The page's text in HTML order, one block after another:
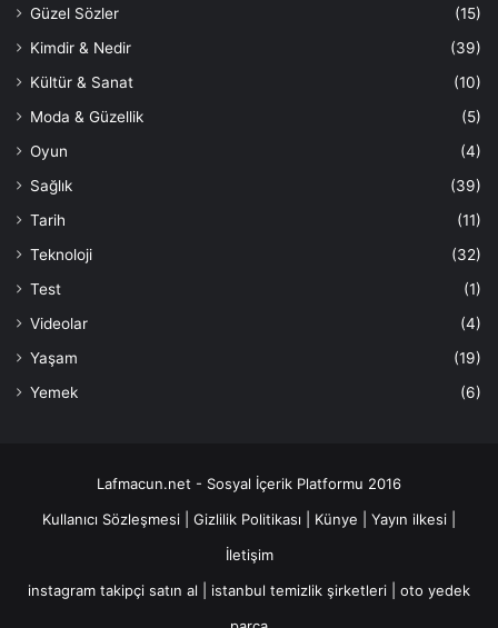
Güzel Sözler
(15)
Kimdir & Nedir
(39)
Kültür & Sanat
(10)
Moda & Güzellik
(5)
Oyun
(4)
Sağlık
(39)
Tarih
(11)
Teknoloji
(32)
Test
(1)
Videolar
(4)
Yaşam
(19)
Yemek
(6)
Lafmacun.net - Sosyal İçerik Platformu 2016
Kullanıcı Sözleşmesi
Gizlilik Politikası Künye Yayın ilkesi
İletişim
instagram takipçi satın al
istanbul temizlik şirketleri
oto yedek